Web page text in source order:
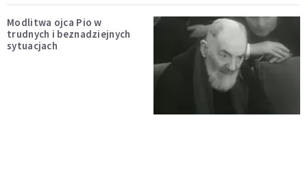
Modlitwa ojca Pio w
trudnych i beznadziejnych
sytuacjach